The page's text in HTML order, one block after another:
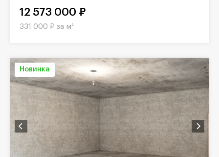
12 573 000 ₽
331 000 ₽ за м²
Новинка